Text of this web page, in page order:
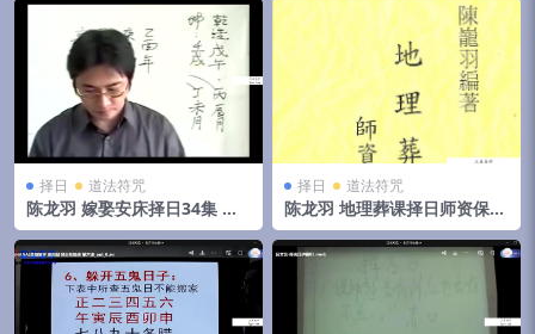
择日 道法符咒
陈龙羽 嫁娶安床择日34集 移
动云网盘下载
择日 道法符咒
陈龙羽 地理葬课择日师资保证
班34集 移动云盘下载